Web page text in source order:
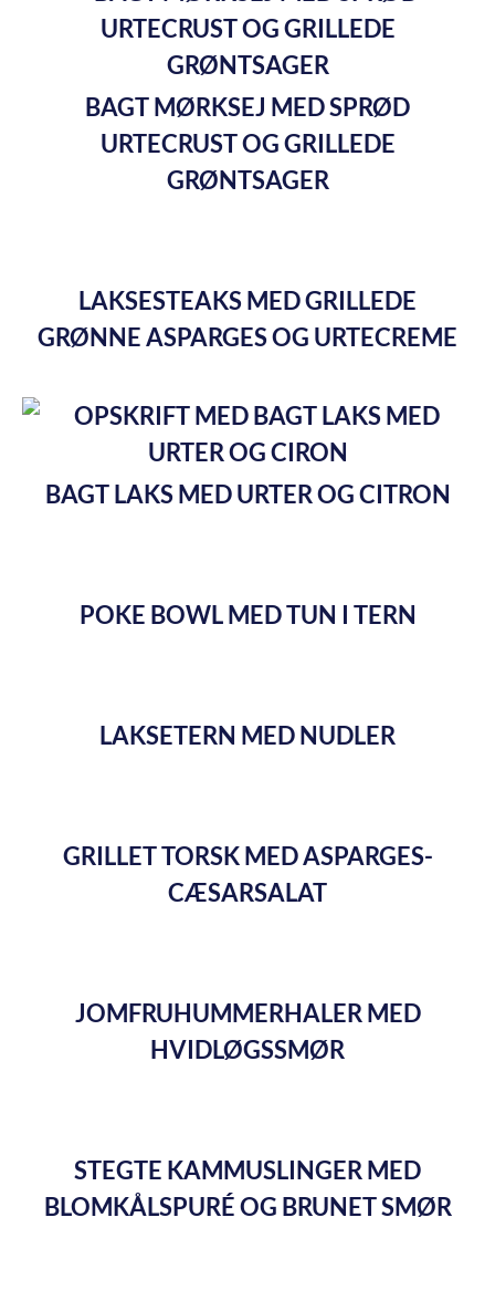
BAGT MØRKSEJ MED SPRØD
URTECRUST OG GRILLEDE
GRØNTSAGER
LAKSESTEAKS MED GRILLEDE
GRØNNE ASPARGES OG URTECREME
BAGT LAKS MED URTER OG CITRON
POKE BOWL MED TUN I TERN
LAKSETERN MED NUDLER
GRILLET TORSK MED ASPARGES-
CÆSARSALAT
JOMFRUHUMMERHALER MED
HVIDLØGSSMØR
STEGTE KAMMUSLINGER MED
BLOMKÅLSPURÉ OG BRUNET SMØR